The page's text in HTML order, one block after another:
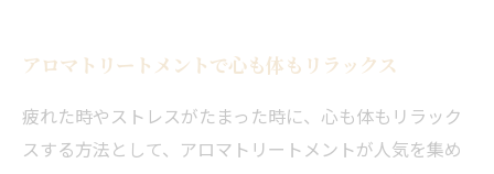
アロマトリートメントで心も体もリラックス
疲れた時やストレスがたまった時に、心も体もリラック
スする方法として、アロマトリートメントが人気を集め